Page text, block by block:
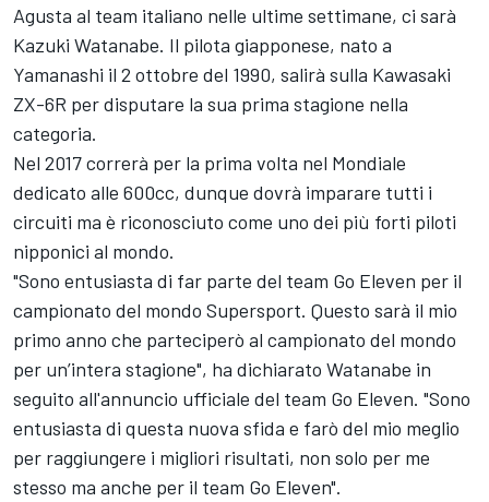
Agusta al team italiano nelle ultime settimane, ci sarà
Kazuki Watanabe. Il pilota giapponese, nato a
Yamanashi il 2 ottobre del 1990, salirà sulla Kawasaki
ZX-6R per disputare la sua prima stagione nella
categoria.
Nel 2017 correrà per la prima volta nel Mondiale
dedicato alle 600cc, dunque dovrà imparare tutti i
circuiti ma è riconosciuto come uno dei più forti piloti
nipponici al mondo.
"Sono entusiasta di far parte del team Go Eleven per il
campionato del mondo Supersport. Questo sarà il mio
primo anno che parteciperò al campionato del mondo
per un’intera stagione", ha dichiarato Watanabe in
seguito all'annuncio ufficiale del team Go Eleven. "Sono
entusiasta di questa nuova sfida e farò del mio meglio
per raggiungere i migliori risultati, non solo per me
stesso ma anche per il team Go Eleven".